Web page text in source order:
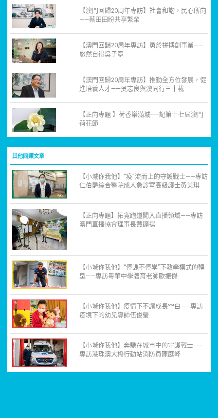
【澳門回歸20周年專訪】社會和諧，民心所向
——蔡田田盼共享繁榮
【澳門回歸20周年專訪】勇於拼搏創事業——
悠然自得吳子寧
【澳門回歸20周年專訪】推動全方位發展，促
進培養人才——吳志良與澳同行三十載
【正向專題 】荷香樂滿城──記第十七屆澳門
荷花節
其他同類文章
【小城你我他】“疫”流而上的守護戰士——專訪
仁伯爵綜合醫院成人急診室高級護士黃美琪
【正向專題】拓寬跑道闖入直播領域——專訪
澳門直播協會理事長戴顯揚
【小城你我他】“停課不停學”下教學模式的轉
型——專訪粵華中學體育老師歐振傑
【小城你我他】疫情下不讓成長空白——專訪
疫境下的幼兒導師伍俊瑩
【小城你我他】奔馳在城市中的守護戰士——
專訪港珠澳大橋行動站消防員陳庭峰